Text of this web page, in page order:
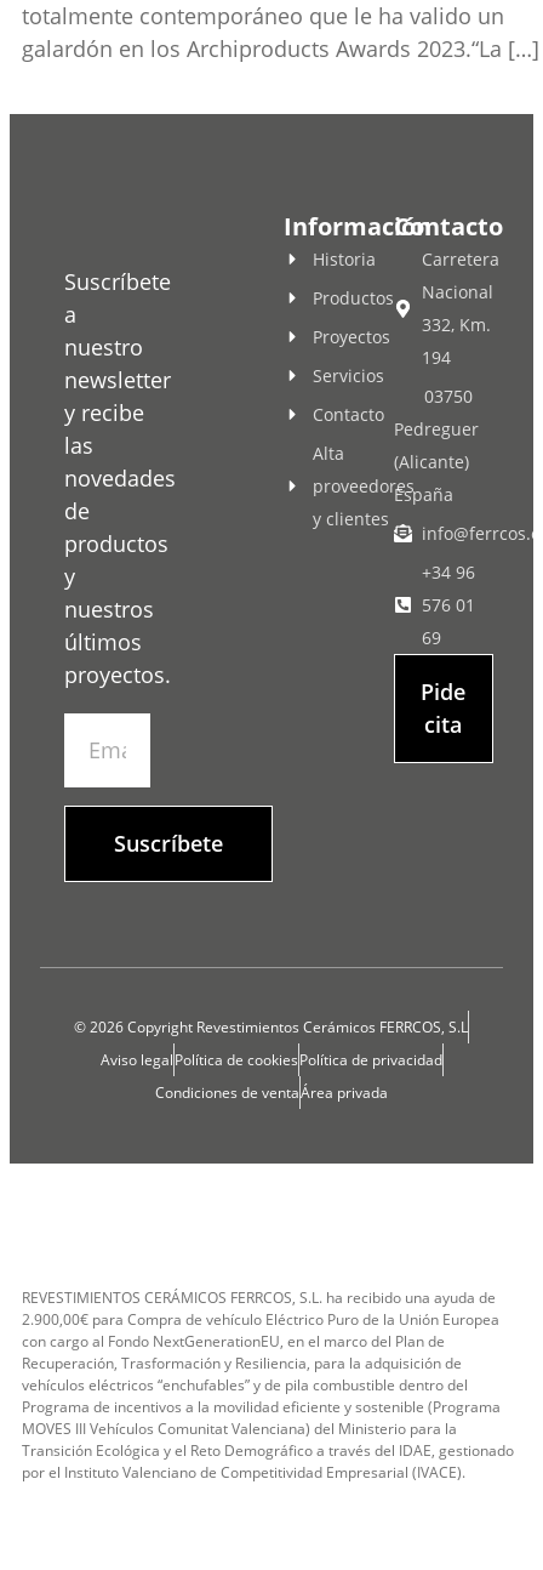
totalmente contemporáneo que le ha valido un
galardón en los Archiproducts Awards 2023.“La […]
Suscríbete
a
nuestro
newsletter
y recibe
las
novedades
de
productos
y
nuestros
últimos
proyectos.
Suscríbete
Información
Historia
Productos
Proyectos
Servicios
Contacto
Alta
proveedores
y clientes
Contacto
Carretera
Nacional
332, Km.
194
03750
Pedreguer
(Alicante)
España
+34 96
576 01
69
Pide
cita
© 2026 Copyright Revestimientos Cerámicos FERRCOS, S.L
Aviso legalPolítica de cookiesPolítica de privacidad
Condiciones de ventaÁrea privada
REVESTIMIENTOS CERÁMICOS FERRCOS, S.L. ha recibido una ayuda de
2.900,00€ para Compra de vehículo Eléctrico Puro de la Unión Europea
con cargo al Fondo NextGenerationEU, en el marco del Plan de
Recuperación, Trasformación y Resiliencia, para la adquisición de
vehículos eléctricos “enchufables” y de pila combustible dentro del
Programa de incentivos a la movilidad eficiente y sostenible (Programa
MOVES III Vehículos Comunitat Valenciana) del Ministerio para la
Transición Ecológica y el Reto Demográfico a través del IDAE, gestionado
por el Instituto Valenciano de Competitividad Empresarial (IVACE).